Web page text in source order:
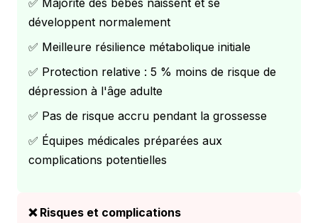
✅ Majorité des bébés naissent et se
développent normalement
✅ Meilleure résilience métabolique initiale
✅ Protection relative : 5 % moins de risque de
dépression à l'âge adulte
✅ Pas de risque accru pendant la grossesse
✅ Équipes médicales préparées aux
complications potentielles
❌ Risques et complications